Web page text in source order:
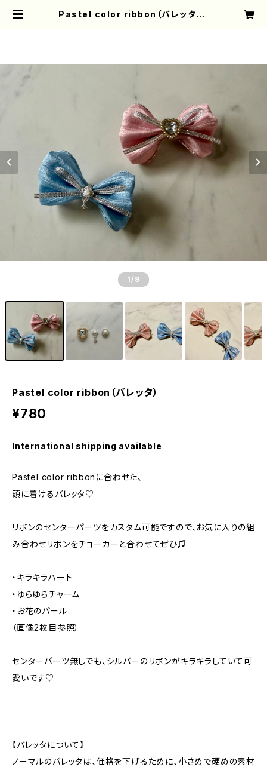
Pastel color ribbon（バレッタ） |
1 /9
Pastel color ribbon（バレッタ）
¥780
International shipping available
Pastel color ribbonに合わせた、
頭に着けるバレッタ♡
リボンのセンターパーツをカスタム可能ですので、お気に入りの組
み合わせリボンをチョーカーと合わせてぜひ♫
・キラキラハート
・ゆらゆらチャーム
・お花のパール
（画像2枚目参照）
センターパーツ無しでも、シルバーのリボンがキラキラしていて可
愛いです♡
【バレッタについて】
ノーマルのバレッタは、価格を下げるために、小さめで硬めの素材